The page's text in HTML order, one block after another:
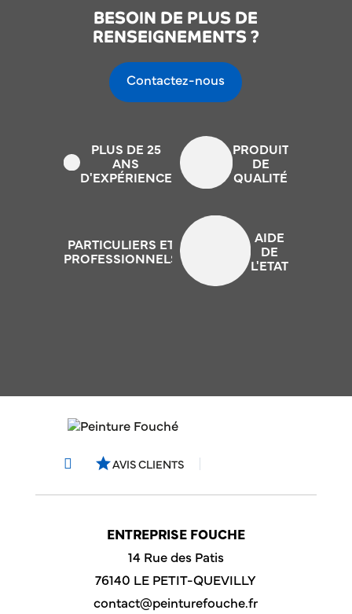
BESOIN DE PLUS DE
RENSEIGNEMENTS ?
Contactez-nous
PLUS DE 25
ANS
D'EXPÉRIENCE
PRODUIT
DE
QUALITÉ
PARTICULIERS ET
PROFESSIONNELS
AIDE
DE
L'ETAT
starAVIS CLIENTS
ENTREPRISE FOUCHE
14 Rue des Patis
76140 LE PETIT-QUEVILLY
contact@peinturefouche.fr